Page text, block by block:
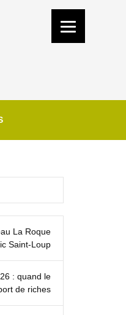
La Roque
Saint‑Loup
: quand le
de riches